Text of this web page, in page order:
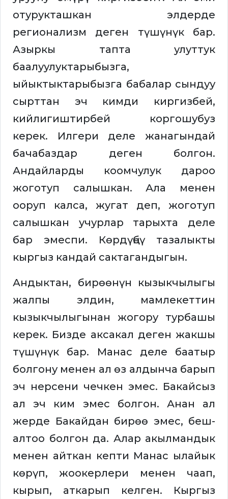
отурукташкан элдерде
регионализм деген түшүнүк бар.
Азыркы тапта улуттук
баалуулуктарыбызга,
ыйыктыктарыбызга бабалар сындуу
сырттан эч кимди киргизбей,
кийлигиштирбей коргошубуз
керек. Илгери деле жанагындай
бачабаздар деген болгон.
Андайларды коомчулук дароо
жоготуп салышкан. Ала менен
ооруп калса, жугат деп, жоготуп
салышкан учурлар тарыхта деле
бар эмеспи. Көрдүңбү тазалыкты
кыргыз кандай сактагандыгын.
Андыктан, бирөөнүн кызыкчылыгы
жалпы элдин, мамлекеттин
кызыкчылыгынан жогору турбашы
керек. Бизде аксакал деген жакшы
түшүнүк бар. Манас деле баатыр
болгону менен ал өз алдынча барып
эч нерсени чечкен эмес. Бакайсыз
ал эч ким эмес болгон. Анан ал
жерде Бакайдан бирөө эмес, беш-
алтоо болгон да. Алар акылмандык
менен айткан кепти Манас ылайык
көрүп, жоокерлери менен чаап,
кырып, аткарып келген. Кыргыз